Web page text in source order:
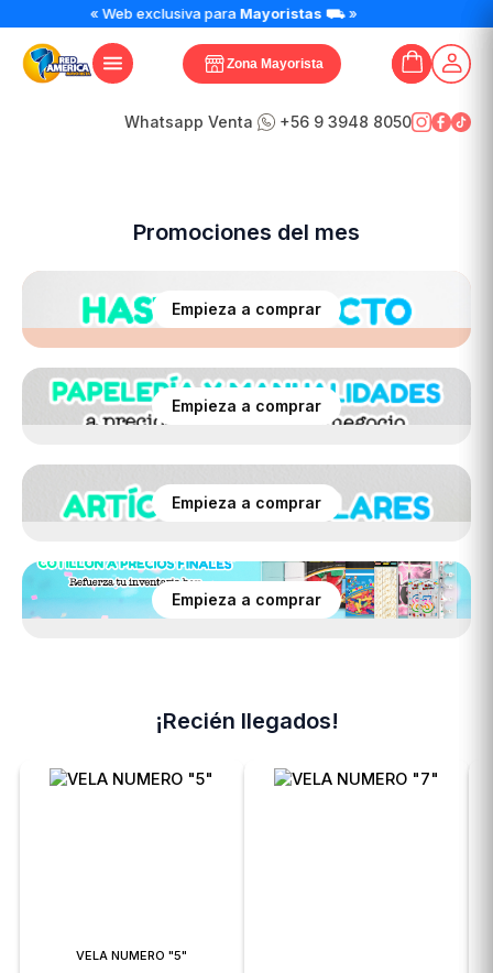
« Web exclusiva para
Zona Mayorista
Whatsapp Venta +56 9 3948 8050
Ver productos
Promociones del mes
Empieza a comprar
Empieza a comprar
Empieza a comprar
Empieza a comprar
¡Recién llegados!
VELA NUMERO "5"